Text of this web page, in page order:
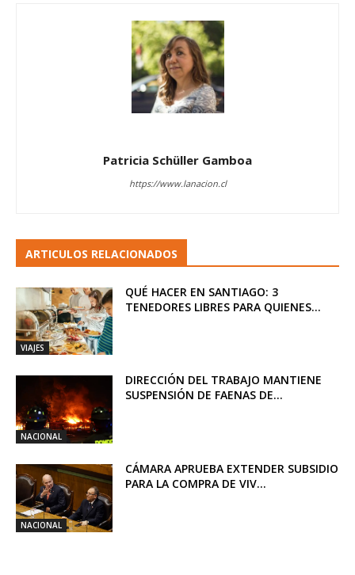
Patricia Schüller Gamboa
https://www.lanacion.cl
ARTICULOS RELACIONADOS
VIAJES
QUÉ HACER EN SANTIAGO: 3
TENEDORES LIBRES PARA QUIENES...
NACIONAL
DIRECCIÓN DEL TRABAJO MANTIENE
SUSPENSIÓN DE FAENAS DE...
NACIONAL
CÁMARA APRUEBA EXTENDER SUBSIDIO
PARA LA COMPRA DE VIV...